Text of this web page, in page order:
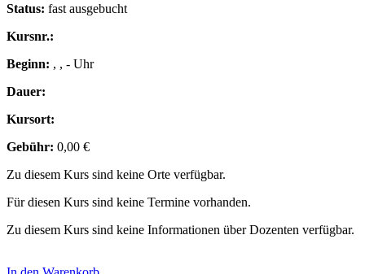
Status: fast ausgebucht
Kursnr.:
Beginn: , , - Uhr
Dauer:
Kursort:
Gebühr: 0,00 €
Zu diesem Kurs sind keine Orte verfügbar.
Für diesen Kurs sind keine Termine vorhanden.
Zu diesem Kurs sind keine Informationen über Dozenten verfügbar.